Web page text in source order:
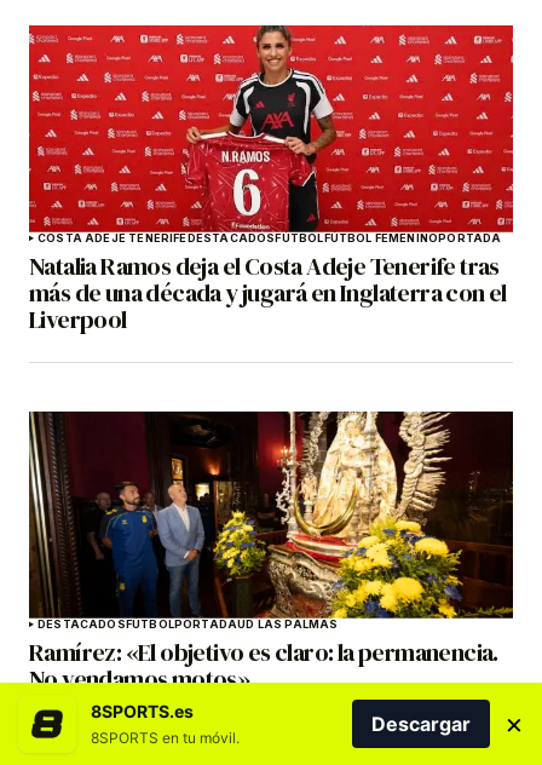
COSTA ADEJE TENERIFEDESTACADOSFÚTBOLFÚTBOL FEMENINOPORTADA
Natalia Ramos deja el Costa Adeje Tenerife tras
más de una década y jugará en Inglaterra con el
Liverpool
DESTACADOSFÚTBOLPORTADAUD LAS PALMAS
Ramírez: «El objetivo es claro: la permanencia.
No vendamos motos»
8SPORTS.es
8SPORTS en tu móvil.
Descargar ×